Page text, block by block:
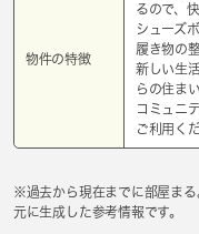
物件の特徴
るので、
シューズ
履き物の
新しい生
らの住ま
コミュニ
ご利用く
※過去から現在までに部屋ま
元に生成した参考情報です。